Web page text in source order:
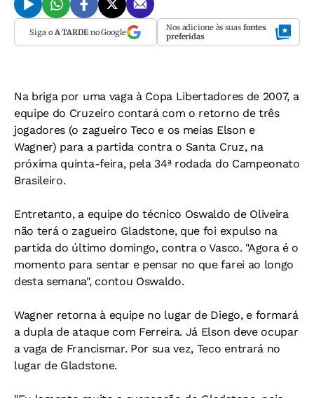
Siga o A TARDEno Google Nos adicione às suas fontes
preferidas
Na briga por uma vaga à Copa Libertadores de 2007, a
equipe do Cruzeiro contará com o retorno de três
jogadores (o zagueiro Teco e os meias Elson e
Wagner) para a partida contra o Santa Cruz, na
próxima quinta-feira, pela 34ª rodada do Campeonato
Brasileiro.
Entretanto, a equipe do técnico Oswaldo de Oliveira
não terá o zagueiro Gladstone, que foi expulso na
partida do último domingo, contra o Vasco. "Agora é o
momento para sentar e pensar no que farei ao longo
desta semana", contou Oswaldo.
Wagner retorna à equipe no lugar de Diego, e formará
a dupla de ataque com Ferreira. Já Elson deve ocupar
a vaga de Francismar. Por sua vez, Teco entrará no
lugar de Gladstone.